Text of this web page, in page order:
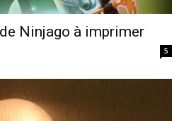
Ninjago à imprimer
5